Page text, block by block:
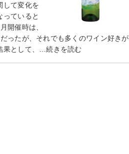
して変化を
っていると
開催時は、
ったが、それでも多くのワイン好きが
果として、…続きを読む